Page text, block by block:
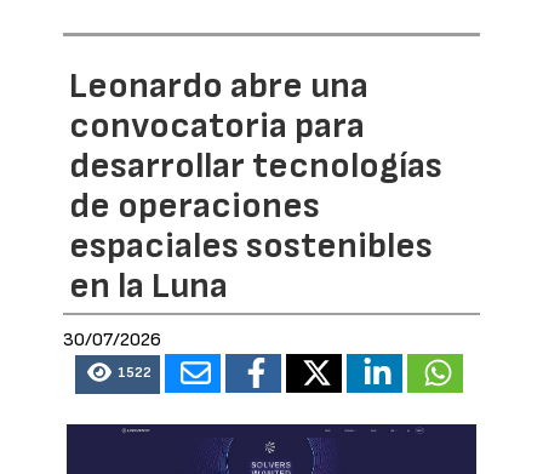
Leonardo abre una
convocatoria para
desarrollar tecnologías
de operaciones
espaciales sostenibles
en la Luna
30/07/2026
1522